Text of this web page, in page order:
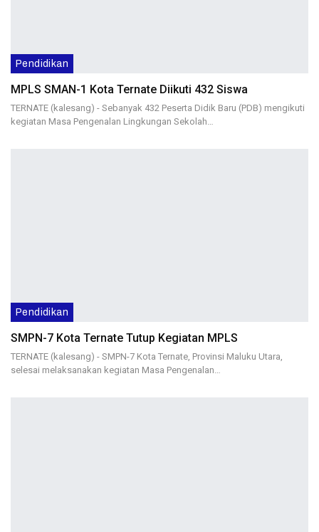
Pendidikan
MPLS SMAN-1 Kota Ternate Diikuti 432 Siswa
TERNATE (kalesang) - Sebanyak 432 Peserta Didik Baru (PDB) mengikuti
kegiatan Masa Pengenalan Lingkungan Sekolah…
Pendidikan
SMPN-7 Kota Ternate Tutup Kegiatan MPLS
TERNATE (kalesang) - SMPN-7 Kota Ternate, Provinsi Maluku Utara,
selesai melaksanakan kegiatan Masa Pengenalan…